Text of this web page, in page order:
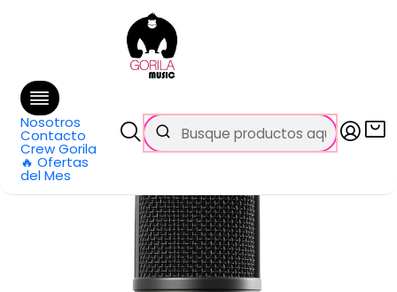
Nosotros
Contacto
Crew Gorila
🔥 Ofertas
del Mes
GRATIS
en Santiago y $99.990 en Regiones
Inicio Todos los productos
Micrófono Condensador Diafragma Grande A131 Audix